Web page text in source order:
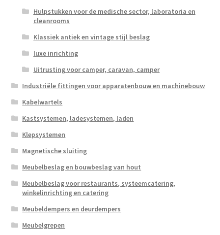
Hulpstukken voor de medische sector, laboratoria en
cleanrooms
Klassiek antiek en vintage stijl beslag
luxe inrichting
Uitrusting voor camper, caravan, camper
Industriële fittingen voor apparatenbouw en machinebouw
Kabelwartels
Kastsystemen, ladesystemen, laden
Klepsystemen
Magnetische sluiting
Meubelbeslag en bouwbeslag van hout
Meubelbeslag voor restaurants, systeemcatering,
winkelinrichting en catering
Meubeldempers en deurdempers
Meubelgrepen